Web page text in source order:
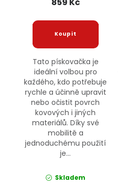
Tato pískovačka je
ideální volbou pro
každého, kdo potřebuje
rychle a účinně upravit
nebo očistit povrch
kovových i jiných
materiálů. Díky své
mobilitě a
jednoduchému použití
je...
Skladem